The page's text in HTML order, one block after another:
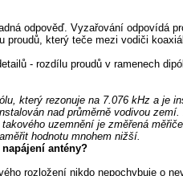
odpověď. Vyzařování odpovídá
proudů, který teče mezi vodiči
- rozdílu proudů v ramenech
který rezonuje na 7.076 kHz a je
nad průměrně vodivou
uzemnění je změřená
hodnotu mnohem nižší.
antény?
rozložení nikdo nepochybuje o